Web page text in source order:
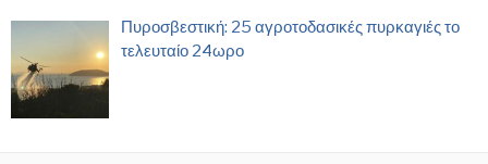
Πυροσβεστική: 25 αγροτοδασικές πυρκαγιές το
τελευταίο 24ωρο